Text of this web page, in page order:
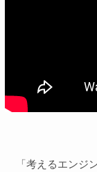
「考えるエンジ